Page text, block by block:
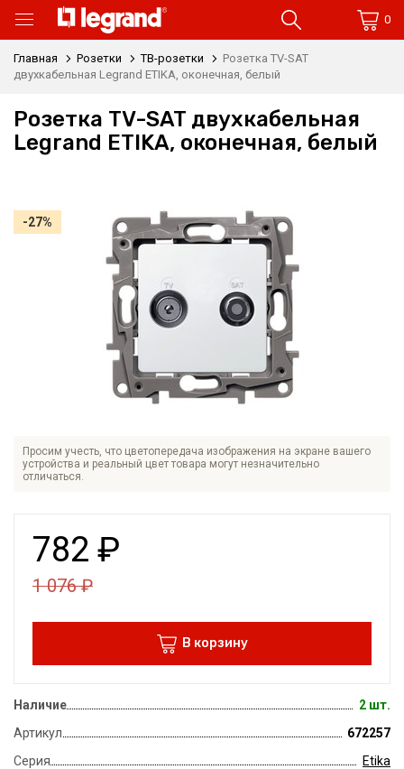
0
Главная Розетки ТВ-розетки
Розетка TV-SAT
двухкабельная Legrand ETIKA, оконечная, белый
Розетка TV-SAT двухкабельная
Legrand ETIKA, оконечная, белый
Просим учесть, что цветопередача изображения на экране вашего
устройства и реальный цвет товара могут незначительно
отличаться.
-27%
782 ₽
1 076₽
В корзину
Наличие
2 шт.
Артикул
672257
Серия
Etika